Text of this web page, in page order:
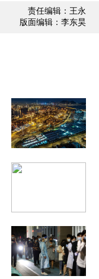
责任编辑：王永
版面编辑：李东昊